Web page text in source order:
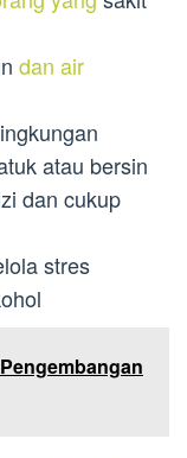
dan air
atau bersin
dan cukup
stres